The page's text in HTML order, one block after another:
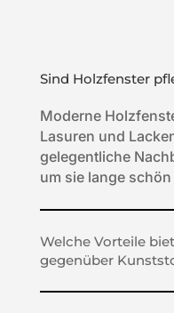
Sind Holzfenster
Moderne
Lasuren und
gelegentliche
um sie lange
Welche Vorteile
gegenüber